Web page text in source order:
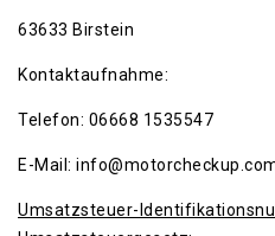
63633 Birstein
Kontaktaufnahme:
Telefon: 06668 1535547
E-Mail:
Umsatzsteuer-